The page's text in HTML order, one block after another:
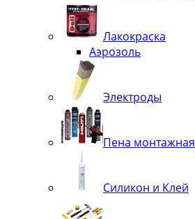
Лакокраска
Аэрозоль
Электроды
Пена монтажная
Силикон и Клей